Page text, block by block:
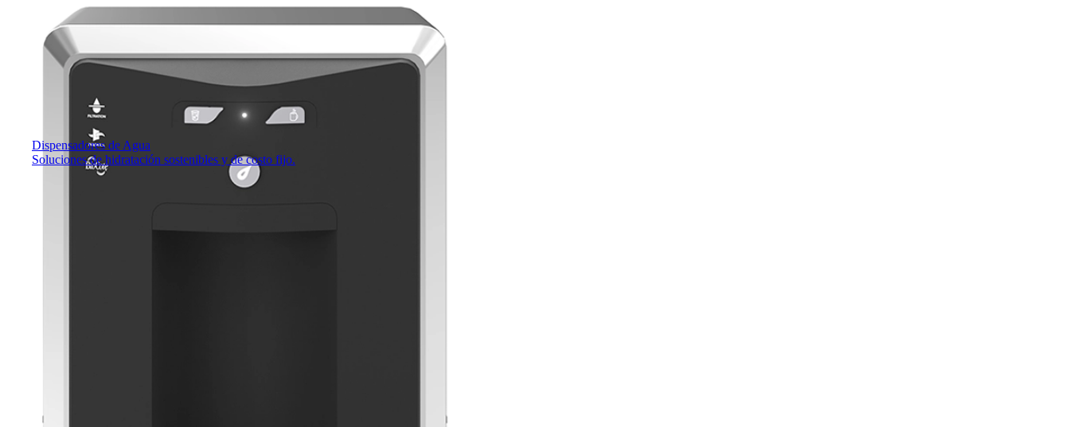
Dispensadores de Agua
Soluciones de hidratación sostenibles y de costo fijo.​